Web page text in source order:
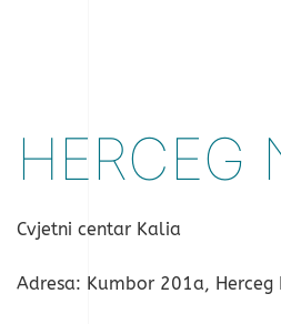
HERCEG
Cvjetni centar Kalia
Adresa: Kumbor 201a, Herceg